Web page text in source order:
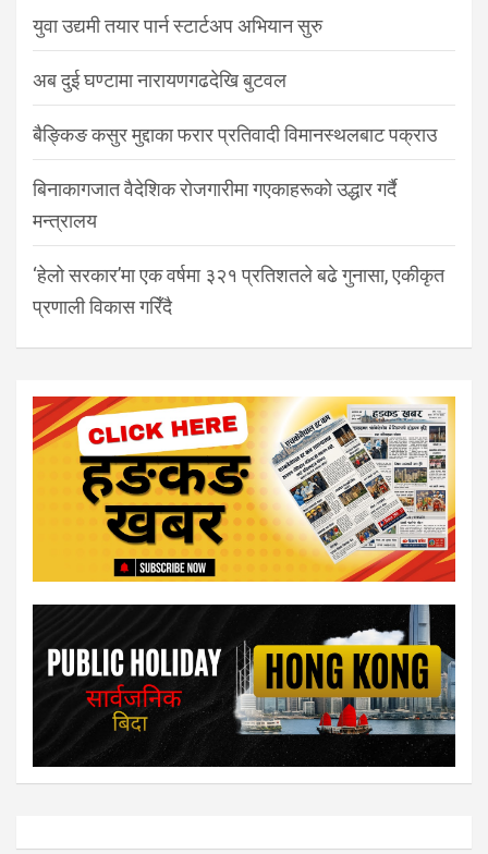
युवा उद्यमी तयार पार्न स्टार्टअप अभियान सुरु
अब दुई घण्टामा नारायणगढदेखि बुटवल
बैङ्किङ कसुर मुद्दाका फरार प्रतिवादी विमानस्थलबाट पक्राउ
बिनाकागजात वैदेशिक रोजगारीमा गएकाहरूको उद्धार गर्दै
मन्त्रालय
‘हेलो सरकार’मा एक वर्षमा ३२१ प्रतिशतले बढे गुनासा, एकीकृत
प्रणाली विकास गरिँदै